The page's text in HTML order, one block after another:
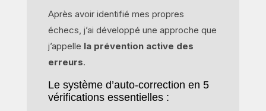
Après avoir identifié mes propres
échecs, j’ai développé une approche que
j’appelle la prévention active des
erreurs.
Le système d’auto-correction en 5
vérifications essentielles :